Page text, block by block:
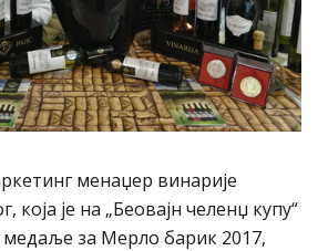
менаџер винарије
која је на „Беовајн челенџ купу“
за Мерло барик 2017,